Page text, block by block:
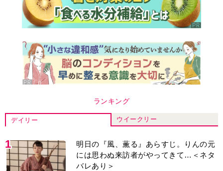
ランキング
デイリー ウイークリー
1
明日の『風、薫る』あらすじ。りんの元
には思わぬ来訪者がやってきて…＜ネタ
バレあり＞